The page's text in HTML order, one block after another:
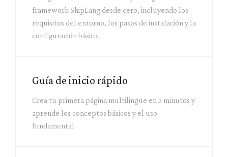
framework ShipLang desde cero, incluyendo los
requisitos del entorno, los pasos de instalación y la
configuración básica.
Guía de inicio rápido
Crea tu primera página multilingüe en 5 minutos y
aprende los conceptos básicos y el uso
fundamental.